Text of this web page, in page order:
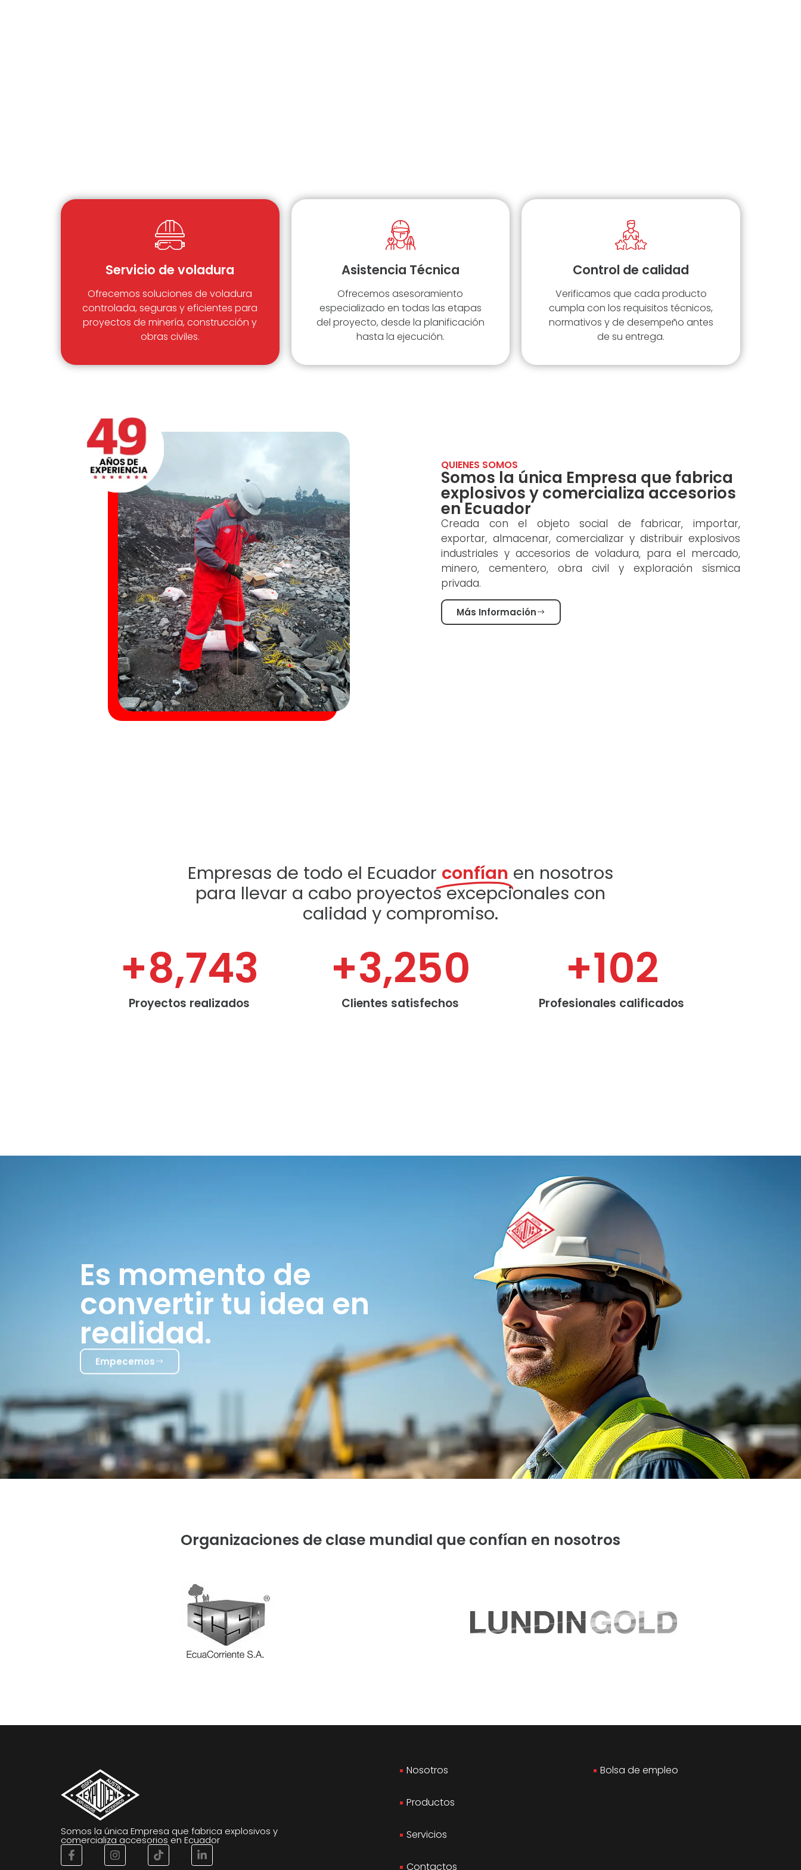
Servicio de voladura
Ofrecemos soluciones de voladura
controlada, seguras y eficientes para
proyectos de minería, construcción y
obras civiles.
Asistencia Técnica
Ofrecemos asesoramiento
especializado en todas las etapas
del proyecto, desde la planificación
hasta la ejecución.
Control de calidad
Verificamos que cada producto
cumpla con los requisitos técnicos,
normativos y de desempeño antes
de su entrega.
QUIENES SOMOS
Somos la única Empresa que fabrica
explosivos y comercializa accesorios
en Ecuador​
Creada con el objeto social de fabricar, importar,
exportar, almacenar, comercializar y distribuir explosivos
industriales y accesorios de voladura, para el mercado,
minero, cementero, obra civil y exploración sísmica
privada.
Más Información
Empresas de todo el Ecuador confían en nosotros
para llevar a cabo proyectos excepcionales con
calidad y compromiso.
Proyectos realizados
+8,743
Clientes satisfechos
+3,250
Profesionales calificados
+102
Es momento de
convertir tu idea en
realidad.
Empecemos
Organizaciones de clase mundial que confían en nosotros
Somos la única Empresa que fabrica explosivos y
comercializa accesorios en Ecuador
Nosotros
Productos
Servicios
Contactos
Bolsa de empleo